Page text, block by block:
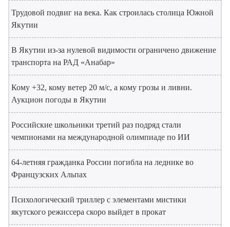
Трудовой подвиг на века. Как строилась столица Южной
Якутии
В Якутии из-за нулевой видимости ограничено движение
транспорта на РАД «Анабар»
Кому +32, кому ветер 20 м/с, а кому грозы и ливни.
Аукцион погоды в Якутии
Российские школьники третий раз подряд стали
чемпионами на международной олимпиаде по ИИ
64-летняя гражданка России погибла на леднике во
Французских Альпах
Психологический триллер с элементами мистики
якутского режиссера скоро выйдет в прокат